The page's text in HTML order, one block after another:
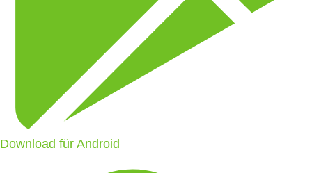
Download für Android